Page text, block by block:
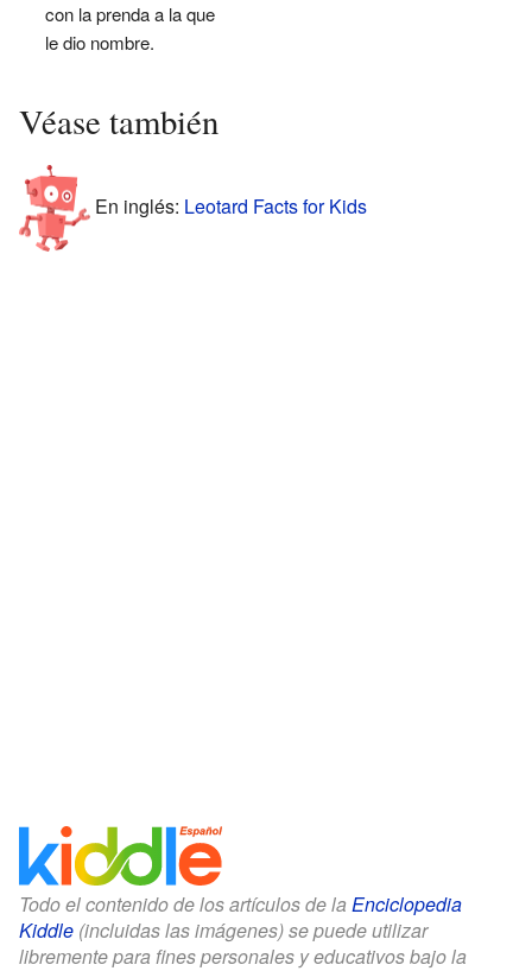
con la prenda a la que
le dio nombre.
Véase también
En inglés: Leotard Facts for Kids
Todo el contenido de los artículos de la Enciclopedia
Kiddle (incluidas las imágenes) se puede utilizar
libremente para fines personales y educativos bajo la